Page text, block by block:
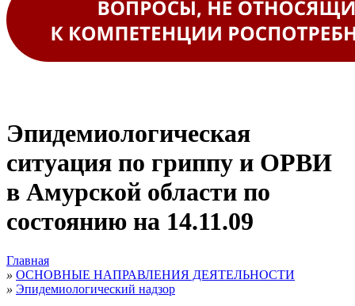
Эпидемиологическая
ситуация по гриппу и ОРВИ
в Амурской области по
состоянию на 14.11.09
Главная
» ОСНОВНЫЕ НАПРАВЛЕНИЯ ДЕЯТЕЛЬНОСТИ
» Эпидемиологический надзор